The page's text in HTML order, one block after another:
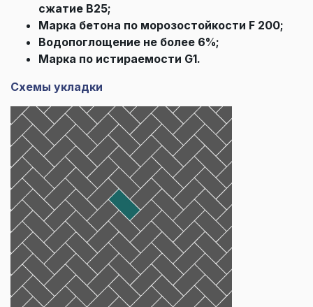
сжатие В25;
Марка бетона по морозостойкости F 200;
Водопоглощение не более 6%;
Марка по истираемости G1.
Схемы укладки